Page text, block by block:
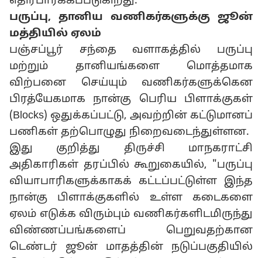
பருப்பு, தானிய வணிகர்களுக்கு ஜூன்
மத்தியில் ஏலம்
பஞ்சப்பூர் சந்தை வளாகத்தில் பருப்பு
மற்றும் தானியங்களை மொத்தமாக
விற்பனை செய்யும் வணிகர்களுக்கென
பிரத்யேகமாக நான்கு பெரிய பிளாக்குகள்
(Blocks) ஒதுக்கப்பட்டு, அவற்றின் கட்டுமானப்
பணிகள் தற்பொழுது நிறைவடைந்துள்ளன.
இது குறித்து திருச்சி மாநகராட்சி
அதிகாரிகள் தரப்பில் கூறுகையில், "பருப்பு
வியாபாரிகளுக்காகக் கட்டப்பட்டுள்ள இந்த
நான்கு பிளாக்குகளில் உள்ள கடைகளை
ஏலம் எடுக்க விரும்பும் வணிகர்களிடமிருந்து
விண்ணப்பங்களைப் பெறுவதற்கான
டெண்டர் ஜூன் மாதத்தின் நடுப்பகுதியில்